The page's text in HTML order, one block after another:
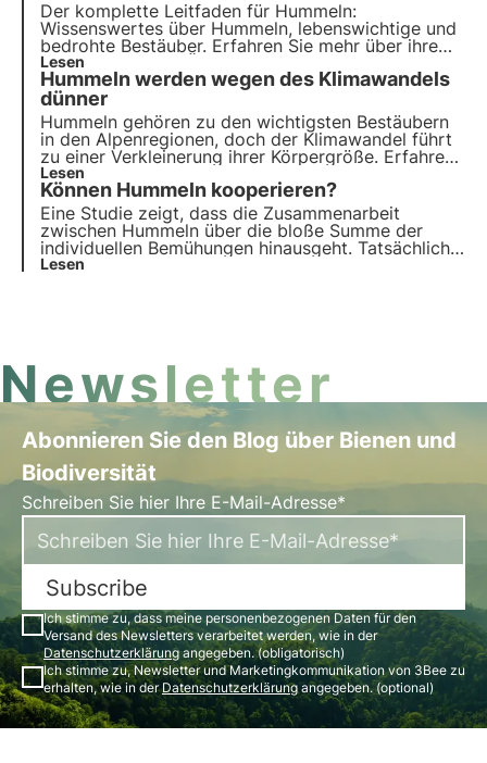
verschiedenen Bestäubungsm
Der komplette Leitfaden für Hummeln:
Wissenswertes über Hummeln, lebenswichtige und
bedrohte Bestäuber. Erfahren Sie mehr über ihre
wichtige Rolle im Ökosystem und die
Herausforderungen, die sie bedrohen. Machen Sie
mit bei 3Bee, um diese wertvollen Insekten zu
schützen.
Lesen
Hummeln werden wegen des Klimawandels
dünner
Hummeln gehören zu den wichtigsten Bestäubern
in den Alpenregionen, doch der Klimawandel führt
zu einer Verkleinerung ihrer Körpergröße. Erfahren
Sie in diesem Artikel, wie sich dieses Phänomen
auf das Ökosystem der Berge und die Artenvielfalt
auswirken könnte.
Lesen
Können Hummeln kooperieren?
Eine Studie zeigt, dass die Zusammenarbeit
zwischen Hummeln über die bloße Summe der
individuellen Bemühungen hinausgeht. Tatsächlich
scheinen diese bestäubenden Insekten in der Lage
Lesen
Newsletter
Abonnieren Sie den Blog über Bienen und
Biodiversität
Schreiben Sie hier Ihre E-Mail-Adresse*
Subscribe
Ich stimme zu, dass meine personenbezogenen Daten für den
Versand des Newsletters verarbeitet werden, wie in der
Datenschutzerklärungangegeben. (obligatorisch)
Ich stimme zu, Newsletter und Marketingkommunikation von 3Bee zu
erhalten, wie in derDatenschutzerklärungangegeben. (optional)